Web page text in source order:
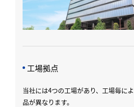
⼯場拠点
当社には4つの⼯場があり、⼯場毎に
品が異なります。